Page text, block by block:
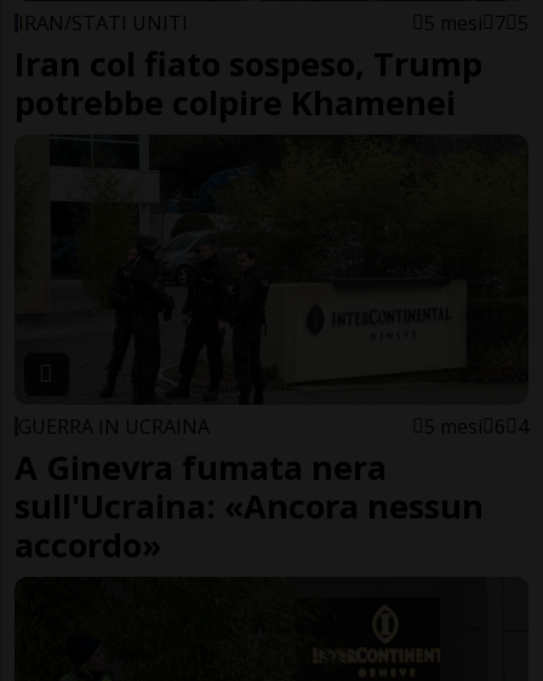
IRAN/STATI UNITI 5 mesi 7 5
Iran col fiato sospeso, Trump
potrebbe colpire Khamenei
GUERRA IN UCRAINA 5 mesi 6 4
A Ginevra fumata nera
sull'Ucraina: «Ancora nessun
accordo»